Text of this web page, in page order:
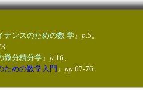
ナンスのための数 学』 p.5。
微分積分学』 p.16、
ための数学入門 』 pp.67-76.